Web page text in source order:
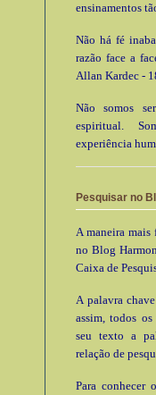
ensinamentos
Não há fé
razão face a
Allan Kardec -
Não somos
espiritual.
experiência
Pesquisar no
A maneira
no Blog
Caixa de
A palavra
assim, todos
seu texto a
relação de
Para conhecer